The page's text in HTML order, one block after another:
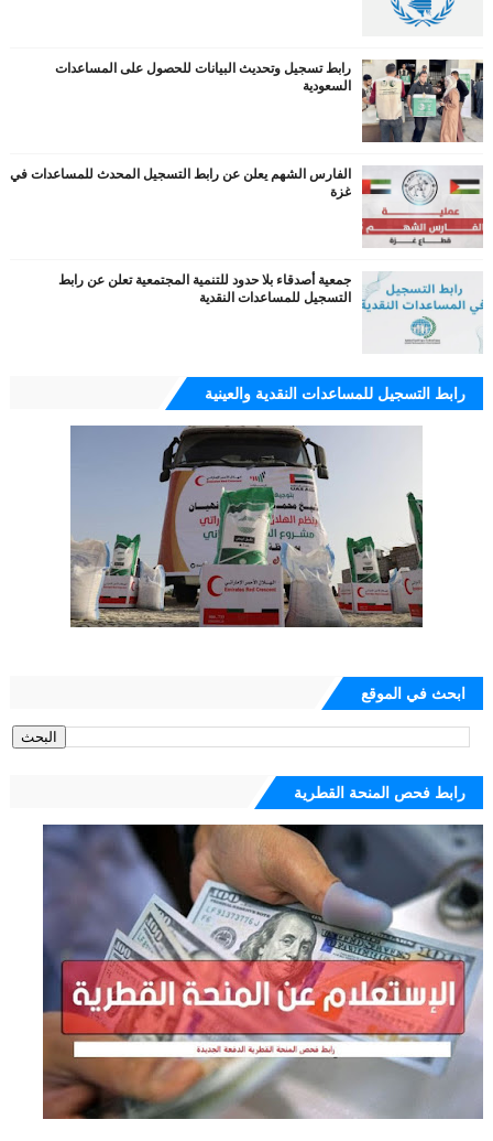
رابط تسجيل وتحديث البيانات للحصول على المساعدات
السعودية
الفارس الشهم يعلن عن رابط التسجيل المحدث للمساعدات في
غزة
جمعية أصدقاء بلا حدود للتنمية المجتمعية تعلن عن رابط
التسجيل للمساعدات النقدية
رابط التسجيل للمساعدات النقدية والعينية
ابحث في الموقع
رابط فحص المنحة القطرية